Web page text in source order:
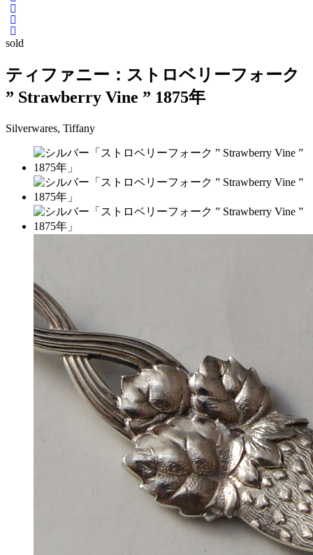
sold
ティファニー：ストロベリーフォーク
” Strawberry Vine ” 1875年
Silverwares, Tiffany